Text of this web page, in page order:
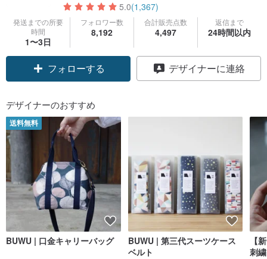
5.0(1,367)
発送までの所要
時間
1〜3日
フォロワー数
8,192
合計販売点数
4,497
返信まで
24時間以内
フォローする デザイナーに連絡
デザイナーのおすすめ
送料無料
BUWU | 口金キャリーバッグ
BUWU | 第三代スーツケース
ベルト
【
刺